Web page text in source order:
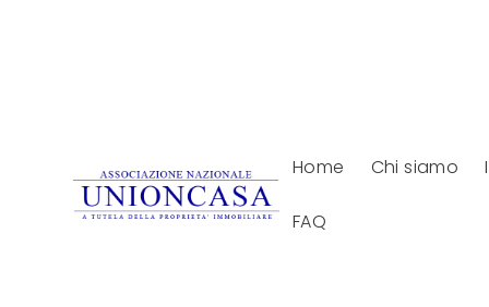
Home Chi siamo
FAQ